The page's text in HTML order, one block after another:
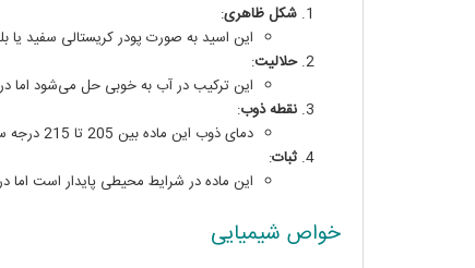
شکل ظاهری:
این اسید به صورت پودر کریستالی سفید
حلالیت:
این ترکیب در آب به خوبی حل می‌شود اما
نقطه ذوب:
دمای ذوب این ماده بین 205 تا 215 درجه سانتی‌گراد است.
ثبات:
این ماده در شرایط محیطی پایدار است اما
خواص شیمیایی